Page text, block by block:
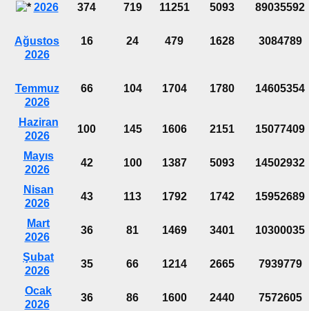
2026 374 719 11251 5093 89035592
Ağustos
2026
16 24 479 1628 3084789
Temmuz
2026
66 104 1704 1780 14605354
Haziran
2026
100 145 1606 2151 15077409
Mayıs
2026
42 100 1387 5093 14502932
Nisan
2026
43 113 1792 1742 15952689
Mart
2026
36 81 1469 3401 10300035
Şubat
2026
35 66 1214 2665 7939779
Ocak
2026
36 86 1600 2440 7572605